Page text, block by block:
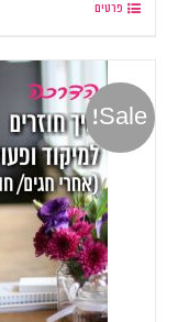
פרטים
Sale!